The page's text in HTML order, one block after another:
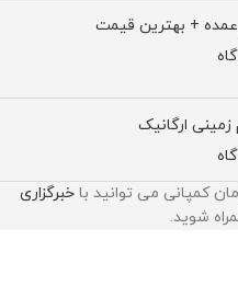
عمده + بهترین قیمت
زمینی ارگانیک
کمپانی می توانید با خبرگزاری
شوید.